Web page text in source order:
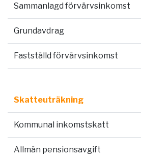
Sammanlagd förvärvsinkomst
Grundavdrag
Fastställd förvärvsinkomst
Skatteuträkning
Kommunal inkomstskatt
Allmän pensionsavgift